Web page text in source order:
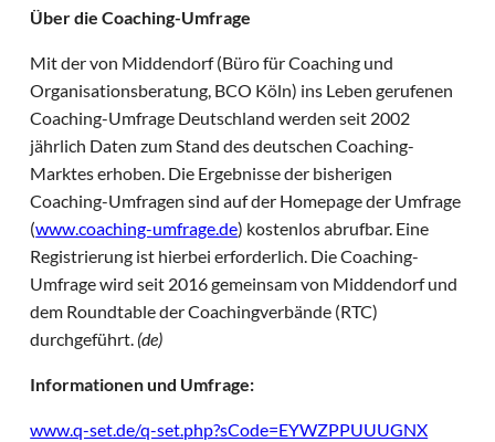
Über die Coaching-Umfrage
Mit der von Middendorf (Büro für Coaching und
Organisationsberatung, BCO Köln) ins Leben gerufenen
Coaching-Umfrage Deutschland werden seit 2002
jährlich Daten zum Stand des deutschen Coaching-
Marktes erhoben. Die Ergebnisse der bisherigen
Coaching-Umfragen sind auf der Homepage der Umfrage
(www.coaching-umfrage.de) kostenlos abrufbar. Eine
Registrierung ist hierbei erforderlich. Die Coaching-
Umfrage wird seit 2016 gemeinsam von Middendorf und
dem Roundtable der Coachingverbände (RTC)
durchgeführt. (de)
Informationen und Umfrage:
www.q-set.de/q-set.php?sCode=EYWZPPUUUGNX